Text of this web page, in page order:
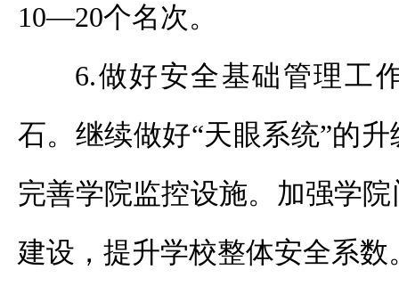
10—20个名次。
6.做好安全基础管理工
石。继续做好“天眼系统”的
完善学院监控设施。加强学
建设，提升学校整体安全系数